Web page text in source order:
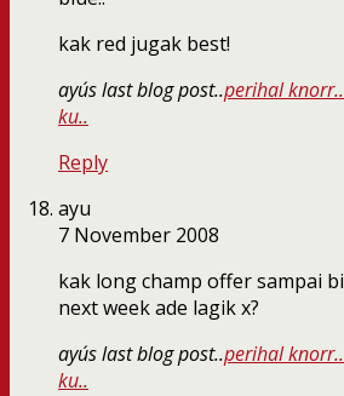
kak red jugak best!
ayu´s last blog post..perihal
ku..
Reply
ayu
7 November 2008
kak long champ offer sampai
next week ade lagik x?
ayu´s last blog post..perihal
ku..